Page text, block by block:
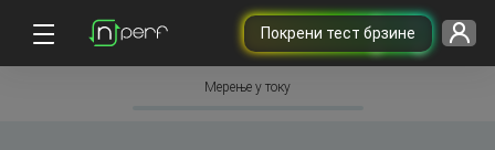
Покрени тест брзине
Мерење у току